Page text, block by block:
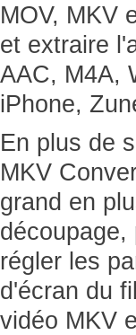
MOV, MKV
et extraire
AAC, M4A,
iPhone,
En plus de
MKV
grand en
régler les
d'écran du
vidéo MKV